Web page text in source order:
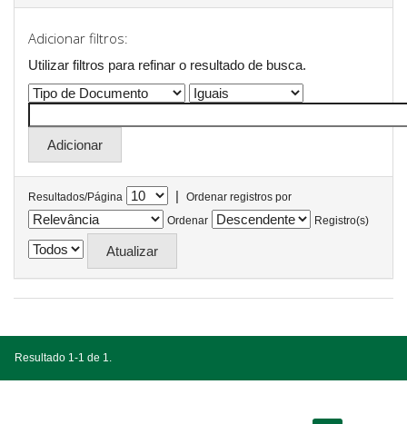
Adicionar filtros:
Utilizar filtros para refinar o resultado de busca.
Resultados/Página |
Ordenar registros por
Ordenar
Registro(s)
Resultado 1-1 de 1.